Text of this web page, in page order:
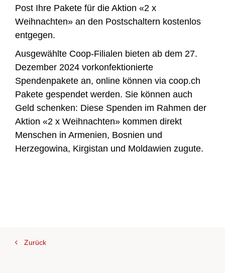
Post Ihre Pakete für die Aktion «2 x
Weihnachten» an den Postschaltern kostenlos
entgegen.
Ausgewählte Coop-Filialen bieten ab dem 27.
Dezember 2024 vorkonfektionierte
Spendenpakete an, online können via coop.ch
Pakete gespendet werden. Sie können auch
Geld schenken: Diese Spenden im Rahmen der
Aktion «2 x Weihnachten» kommen direkt
Menschen in Armenien, Bosnien und
Herzegowina, Kirgistan und Moldawien zugute.
Zurück